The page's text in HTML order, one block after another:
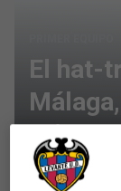
​El hat-